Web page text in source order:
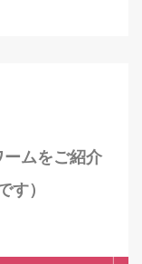
ームをご紹介
す）